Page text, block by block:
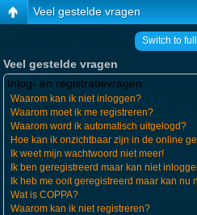
Veel gestelde vragen
Switch to
Veel gestelde vragen
Inlog- en registratievragen
Waarom kan ik niet inloggen?
Waarom moet ik me registreren?
Waarom word ik automatisch uitgelogd?
Hoe kan ik onzichtbaar zijn in de online
Ik weet mijn wachtwoord niet meer!
Ik ben geregistreerd maar kan niet
Ik heb me ooit geregistreerd maar kan nu
Wat is COPPA?
Waarom kan ik niet registreren?